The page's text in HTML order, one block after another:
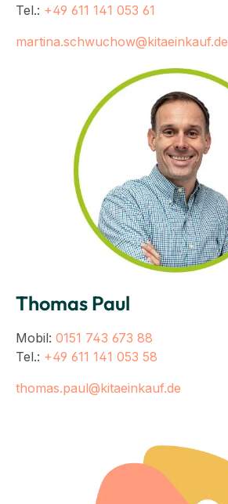
Tel.: +49 611 141 053 61
martina.schwuchow@kitaeinkauf.de
Thomas Paul
Mobil: 0151 743 673 88
Tel.: +49 611 141 053 58
thomas.paul@kitaeinkauf.de